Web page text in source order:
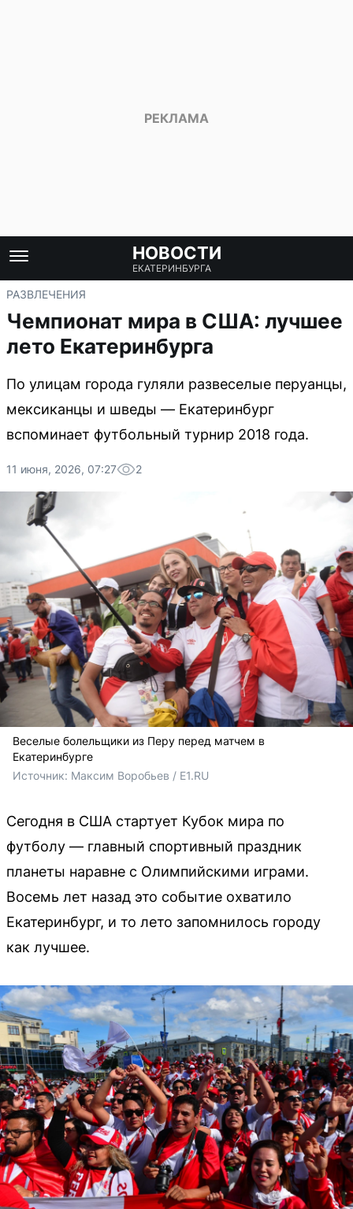
НОВОСТИ
ЕКАТЕРИНБУРГА
РАЗВЛЕЧЕНИЯ
Чемпионат мира в США: лучшее
лето Екатеринбурга
По улицам города гуляли развеселые перуанцы,
мексиканцы и шведы — Екатеринбург
вспоминает футбольный турнир 2018 года.
11 июня, 2026, 07:27 2
Веселые болельщики из Перу перед матчем в
Екатеринбурге
Источник: Максим Воробьев / E1.RU
Сегодня в США стартует Кубок мира по
футболу — главный спортивный праздник
планеты наравне с Олимпийскими играми.
Восемь лет назад это событие охватило
Екатеринбург, и то лето запомнилось городу
как лучшее.